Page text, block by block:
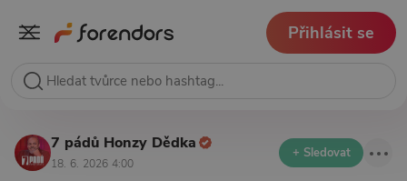
Přihlásit se
7 pádů Honzy Dědka
18. 6. 2026 4:00
+ Sledovat